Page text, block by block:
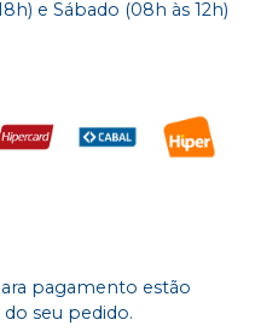
e Sábado (08h às 12h)
pagamento estão
seu pedido.